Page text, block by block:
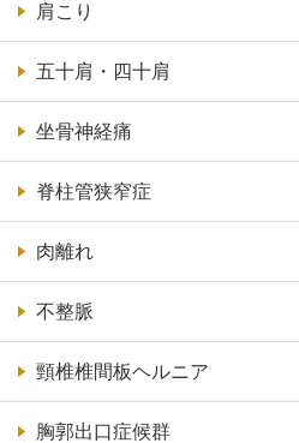
肩こり
五十肩・四十肩
坐骨神経痛
脊柱管狭窄症
肉離れ
不整脈
頸椎椎間板ヘルニア
胸郭出口症候群